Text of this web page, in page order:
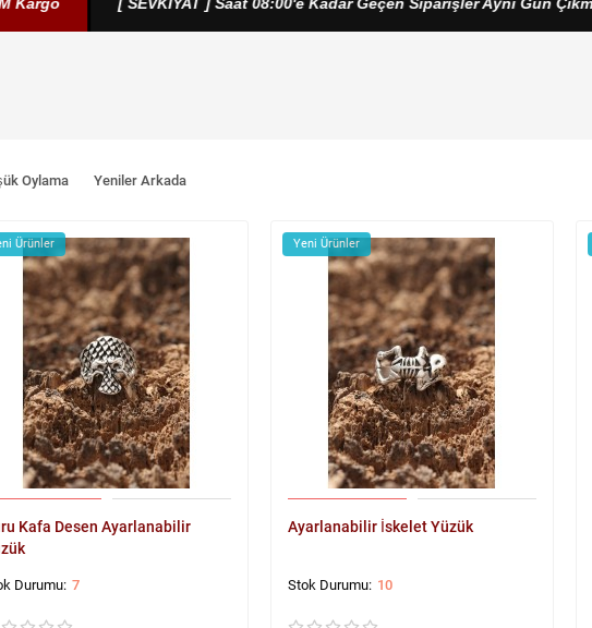
[ SEVKİYAT ] Saat 08:00'e Kadar Geçen Siparişler Aynı Gün
Oylama Yeniler Arkada
Ürünler
Kafa Desen Ayarlanabilir
7
Yeni Ürünler
Ayarlanabilir İskelet Yüzük
10